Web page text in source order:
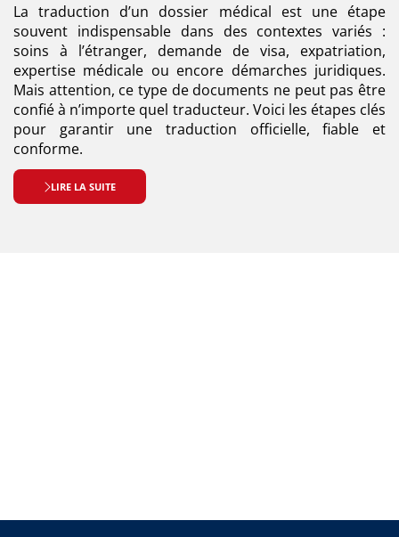
La traduction d’un dossier médical est une étape
souvent indispensable dans des contextes variés :
soins à l’étranger, demande de visa, expatriation,
expertise médicale ou encore démarches juridiques.
Mais attention, ce type de documents ne peut pas être
confié à n’importe quel traducteur. Voici les étapes clés
pour garantir une traduction officielle, fiable et
conforme.
LIRE LA SUITE